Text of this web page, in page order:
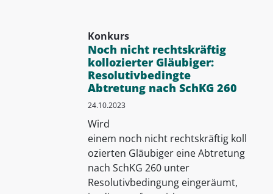
Konkurs
Noch nicht rechtskräftig
kollozierter Gläubiger:
Resolutivbedingte
Abtretung nach SchKG 260
24.10.2023
Wird
einem noch nicht rechtskräftig koll
ozierten Gläubiger eine Abtretung
nach SchKG 260 unter
Resolutivbedingung eingeräumt,